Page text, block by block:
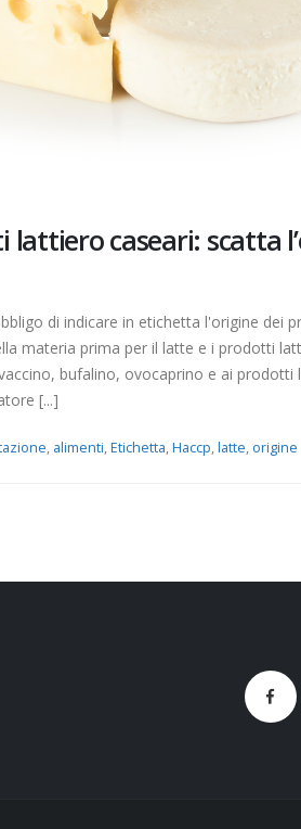
caseari: scatta
di indicare in etichetta l'origine dei
materia prima per il latte e i prodotti
bufalino, ovocaprino e ai
[...]
, alimenti,Etichetta,Haccp,latte, origine